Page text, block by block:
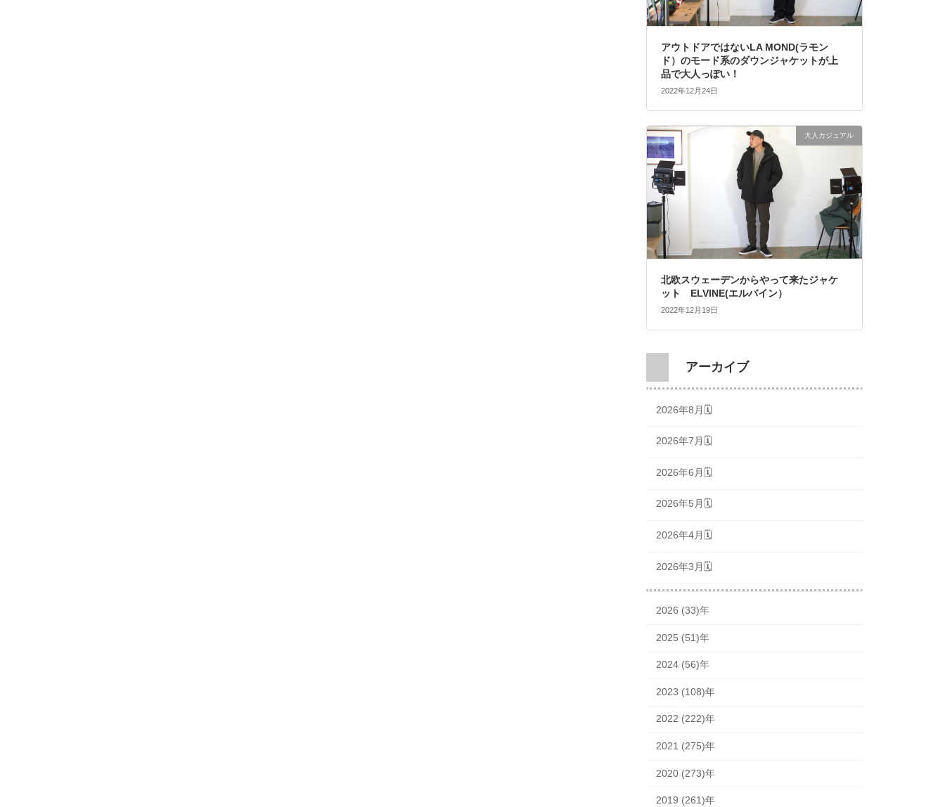
アウトドアではないLA MOND(ラモン
ド）のモード系のダウンジャケットが上
品で大人っぽい！
2022年12月24日
大人カジュアル
北欧スウェーデンからやって来たジャケ
ット ELVINE(エルバイン）
2022年12月19日
アーカイブ
2026年8月🗓
2026年7月🗓
2026年6月🗓
2026年5月🗓
2026年4月🗓
2026年3月🗓
2026 (33)年
2025 (51)年
2024 (56)年
2023 (108)年
2022 (222)年
2021 (275)年
2020 (273)年
2019 (261)年